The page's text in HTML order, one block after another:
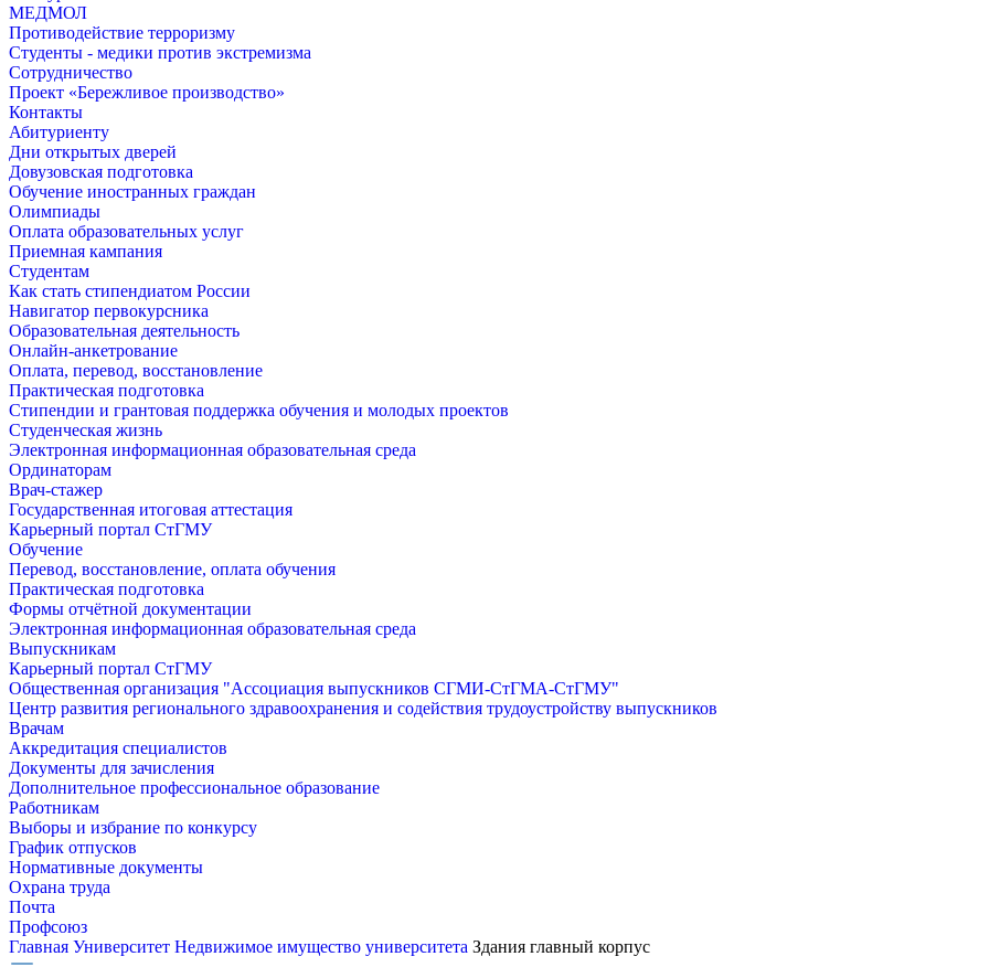
МЕДМОЛ
Противодействие терроризму
Студенты - медики против экстремизма
Сотрудничество
Проект «Бережливое производство»
Контакты
Абитуриенту
Дни открытых дверей
Довузовская подготовка
Обучение иностранных граждан
Олимпиады
Оплата образовательных услуг
Приемная кампания
Студентам
Как стать стипендиатом России
Навигатор первокурсника
Образовательная деятельность
Онлайн-анкетрование
Оплата, перевод, восстановление
Практическая подготовка
Стипендии и грантовая поддержка обучения и молодых проектов
Студенческая жизнь
Электронная информационная образовательная среда
Ординаторам
Врач-стажер
Государственная итоговая аттестация
Карьерный портал СтГМУ
Обучение
Перевод, восстановление, оплата обучения
Практическая подготовка
Формы отчётной документации
Электронная информационная образовательная среда
Выпускникам
Карьерный портал СтГМУ
Общественная организация "Ассоциация выпускников СГМИ-СтГМА-СтГМУ"
Центр развития регионального здравоохранения и содействия трудоустройству выпускников
Врачам
Аккредитация специалистов
Документы для зачисления
Дополнительное профессиональное образование
Работникам
Выборы и избрание по конкурсу
График отпусков
Нормативные документы
Охрана труда
Почта
Профсоюз
Главная Университет Недвижимое имущество университета Здания главный корпус